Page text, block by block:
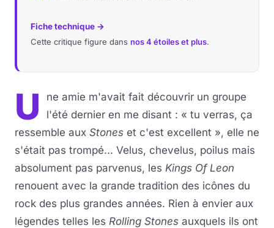
Fiche technique →
Cette critique figure dans nos 4 étoiles et plus.
U
ne amie m'avait fait découvrir un groupe
l'été dernier en me disant : « tu verras, ça
ressemble aux Stones et c'est excellent », elle ne
s'était pas trompé... Velus, chevelus, poilus mais
absolument pas parvenus, les Kings Of Leon
renouent avec la grande tradition des icônes du
rock des plus grandes années. Rien à envier aux
légendes telles les Rolling Stones auxquels ils ont